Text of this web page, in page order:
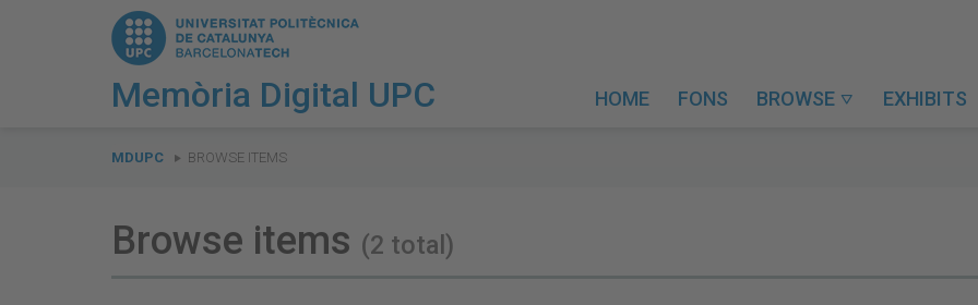
Memòria Digital UPC HOME FONS BROWSE  EXHIBITS
are
MDUPC BROWSE ITEMS
Browse items (2 total)